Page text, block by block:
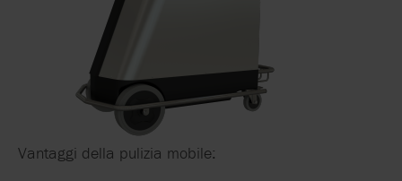
Vantaggi della pulizia mobile: